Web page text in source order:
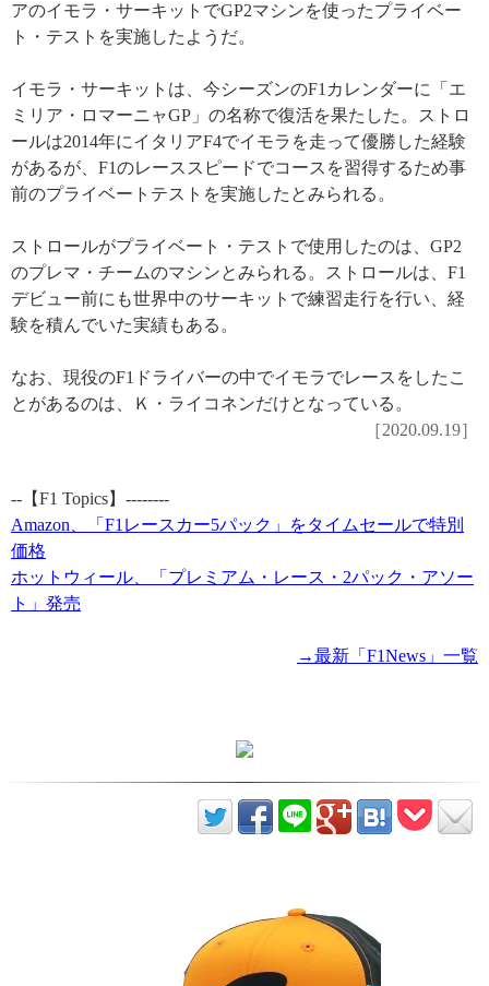
アのイモラ・サーキットでGP2マシンを使ったプライベー
ト・テストを実施したようだ。
イモラ・サーキットは、今シーズンのF1カレンダーに「エ
ミリア・ロマーニャGP」の名称で復活を果たした。ストロ
ールは2014年にイタリアF4でイモラを走って優勝した経験
があるが、F1のレーススピードでコースを習得するため事
前のプライベートテストを実施したとみられる。
ストロールがプライベート・テストで使用したのは、GP2
のプレマ・チームのマシンとみられる。ストロールは、F1
デビュー前にも世界中のサーキットで練習走行を行い、経
験を積んでいた実績もある。
なお、現役のF1ドライバーの中でイモラでレースをしたこ
とがあるのは、Ｋ・ライコネンだけとなっている。
［2020.09.19］
--【F1 Topics】--------
Amazon、「F1レースカー5パック」をタイムセールで特別
価格
ホットウィール、「プレミアム・レース・2パック・アソー
ト」発売
→最新「F1News」一覧